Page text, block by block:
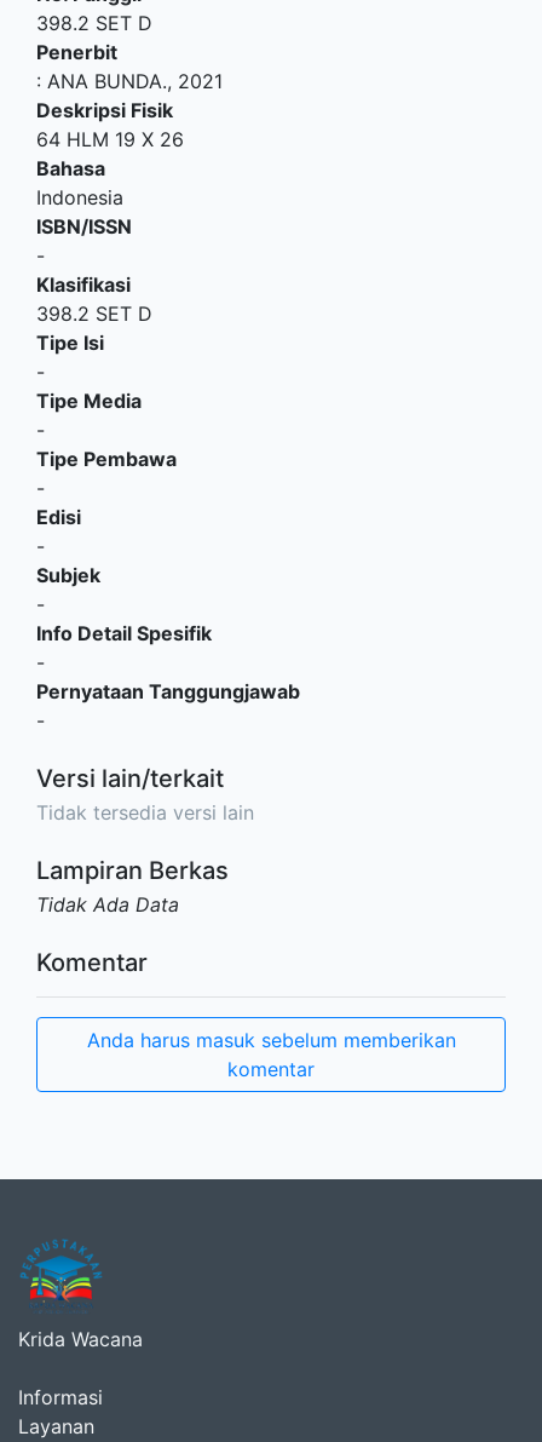
398.2 SET D
Penerbit
: ANA BUNDA., 2021
Deskripsi Fisik
64 HLM 19 X 26
Bahasa
Indonesia
ISBN/ISSN
-
Klasifikasi
398.2 SET D
Tipe Isi
-
Tipe Media
-
Tipe Pembawa
-
Edisi
-
Subjek
-
Info Detail Spesifik
-
Pernyataan Tanggungjawab
-
Versi lain/terkait
Tidak tersedia versi lain
Lampiran Berkas
Tidak Ada Data
Komentar
Anda harus masuk sebelum memberikan
komentar
Krida Wacana
Informasi
Layanan